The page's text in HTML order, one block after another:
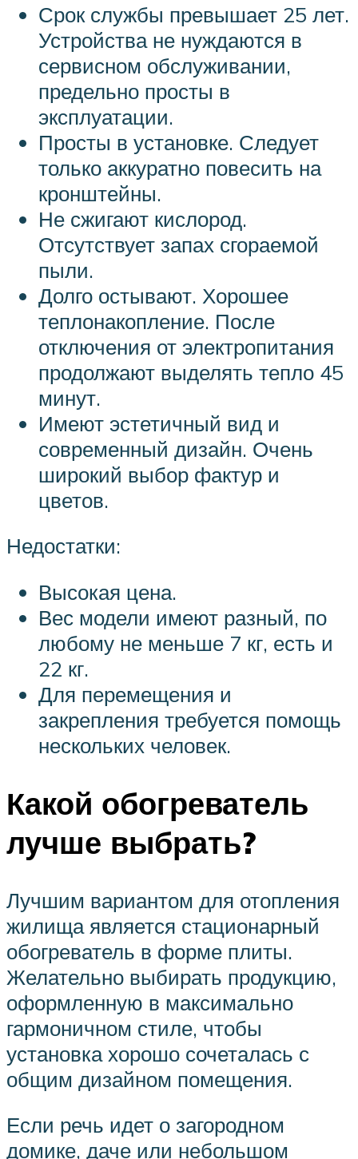
Срок службы превышает 25 лет.
Устройства не нуждаются в
сервисном обслуживании,
предельно просты в
эксплуатации.
Просты в установке. Следует
только аккуратно повесить на
кронштейны.
Не сжигают кислород.
Отсутствует запах сгораемой
пыли.
Долго остывают. Хорошее
теплонакопление. После
отключения от электропитания
продолжают выделять тепло 45
минут.
Имеют эстетичный вид и
современный дизайн. Очень
широкий выбор фактур и
цветов.
Недостатки:
Высокая цена.
Вес модели имеют разный, по
любому не меньше 7 кг, есть и
22 кг.
Для перемещения и
закрепления требуется помощь
нескольких человек.
Какой обогреватель
лучше выбрать?
Лучшим вариантом для отопления
жилища является стационарный
обогреватель в форме плиты.
Желательно выбирать продукцию,
оформленную в максимально
гармоничном стиле, чтобы
установка хорошо сочеталась с
общим дизайном помещения.
Если речь идет о загородном
домике, даче или небольшом